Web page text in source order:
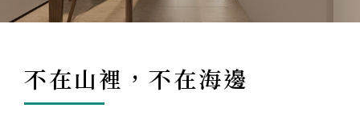
不在山裡，不在海邊